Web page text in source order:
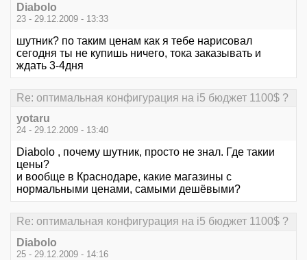
Diabolo
23 - 29.12.2009 - 13:33
шутник? по таким ценам как я тебе нарисовал
сегодня ты не купишь ничего, тока заказывать и
ждать 3-4дня
Re: оптимальная конфигурация на i5 бюджет 1100$ ?
yotaru
24 - 29.12.2009 - 13:40
Diabolo , почему шутник, просто не знал. Где такии
цены?
и вообще в Краснодаре, какие магазины с
нормальными ценами, самыми дешёвыми?
Re: оптимальная конфигурация на i5 бюджет 1100$ ?
Diabolo
25 - 29.12.2009 - 14:16